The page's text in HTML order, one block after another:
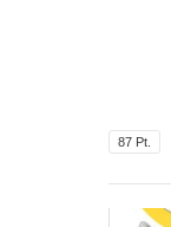
87 Pt.